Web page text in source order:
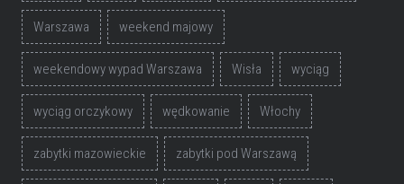
Warszawa weekend majowy
weekendowy wypad Warszawa Wisła wyciąg
wyciąg orczykowy wędkowanie Włochy
zabytki mazowieckie zabytki pod Warszawą